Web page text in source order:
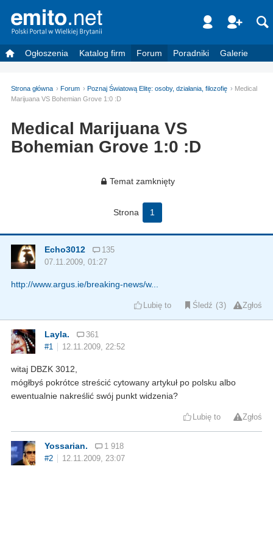
Ogłoszenia Katalog firm Forum Poradniki Galerie
Strona główna Forum Poznaj Światową Elitę: osoby, działania, filozofię
Medical
Marijuana VS Bohemian Grove 1:0 :D
Medical Marijuana VS
Bohemian Grove 1:0 :D
Temat zamknięty
Strona 1
Echo3012
135
07.11.2009, 01:27
http://www.argus.ie/breaking-news/w...
Lubię to Śledź 3 Zgłoś
Layla.
361
#1
12.11.2009, 22:52
witaj DBZK 3012,
mógłbyś pokrótce streścić cytowany artykuł po polsku albo
ewentualnie nakreślić swój punkt widzenia?
Lubię to Zgłoś
Yossarian.
1 918
#2
12.11.2009, 23:07